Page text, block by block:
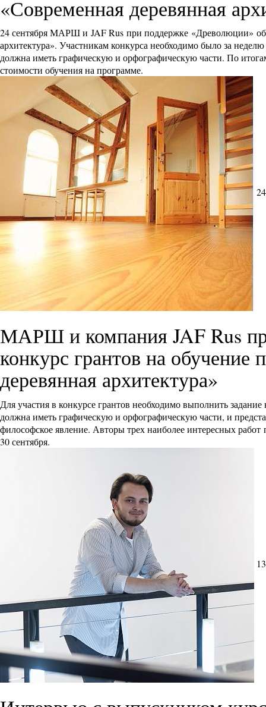
«Современная деревянная
24 сентября МАРШ и JAF Rus при поддержке «Древолюции»
архитектура». Участникам конкурса необходимо было за
должна иметь графическую и орфографическую части. По
стоимости обучения на программе.
МАРШ и компания JAF Rus
конкурс грантов на
деревянная архитектура»
Для участия в конкурсе грантов необходимо выполнить
должна иметь графическую и орфографическую части, и
философское явление. Авторы трех наиболее интересных
30 сентября.